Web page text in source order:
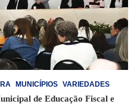
MUNICÍPIOS VARIEDADES
de Educação Fiscal e